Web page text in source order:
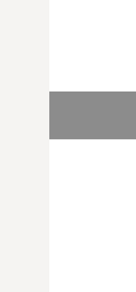
ツ
ス